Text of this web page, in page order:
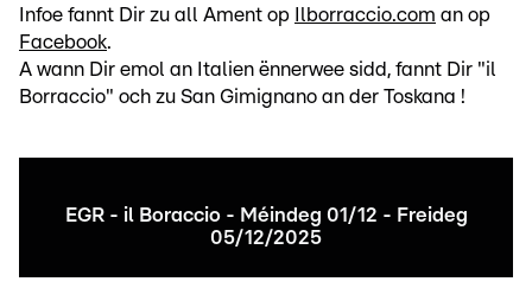
Infoe fannt Dir zu all Ament op Ilborraccio.com an op
Facebook.
A wann Dir emol an Italien ënnerwee sidd, fannt Dir "il
Borraccio" och zu San Gimignano an der Toskana !
EGR - il Boraccio - Méindeg 01/12 - Freideg
05/12/2025